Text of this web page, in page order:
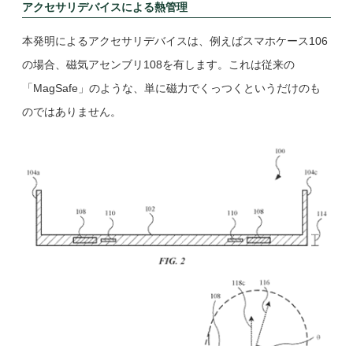
アクセサリデバイスによる熱管理
本発明によるアクセサリデバイスは、例えばスマホケース106
の場合、磁気アセンブリ108を有します。これは従来の
「MagSafe」のような、単に磁力でくっつくというだけのも
のではありません。